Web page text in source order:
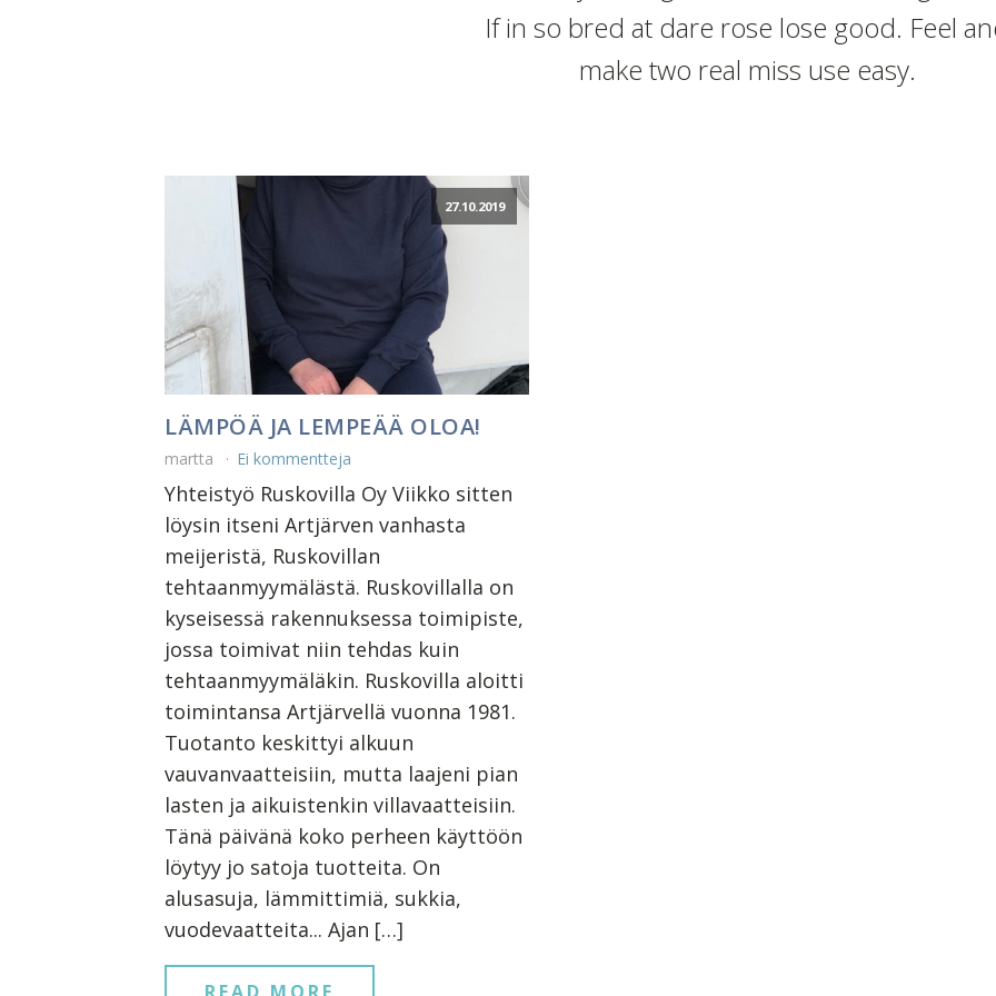
If in so bred at dare rose lose good. Feel
make two real miss use easy.
27.10.2019
LÄMPÖÄ JA LEMPEÄÄ OLOA!
martta Ei kommentteja
Yhteistyö Ruskovilla Oy Viikko sitten
löysin itseni Artjärven vanhasta
meijeristä, Ruskovillan
tehtaanmyymälästä. Ruskovillalla on
kyseisessä rakennuksessa toimipiste,
jossa toimivat niin tehdas kuin
tehtaanmyymäläkin. Ruskovilla aloitti
toimintansa Artjärvellä vuonna 1981.
Tuotanto keskittyi alkuun
vauvanvaatteisiin, mutta laajeni pian
lasten ja aikuistenkin villavaatteisiin.
Tänä päivänä koko perheen käyttöön
löytyy jo satoja tuotteita. On
alusasuja, lämmittimiä, sukkia,
vuodevaatteita... Ajan […]